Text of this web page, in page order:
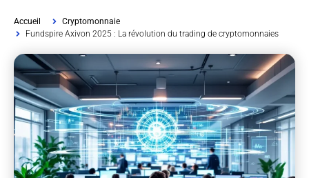
Accueil
Cryptomonnaie
Fundspire Axivon 2025 : La révolution du trading de cryptomonnaies